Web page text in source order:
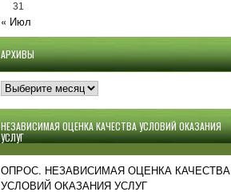
31
« Июл
АРХИВЫ
Архивы
НЕЗАВИСИМАЯ ОЦЕНКА КАЧЕСТВА УСЛОВИЙ ОКАЗАНИЯ
УСЛУГ
ОПРОС. НЕЗАВИСИМАЯ ОЦЕНКА КАЧЕСТВА
УСЛОВИЙ ОКАЗАНИЯ УСЛУГ